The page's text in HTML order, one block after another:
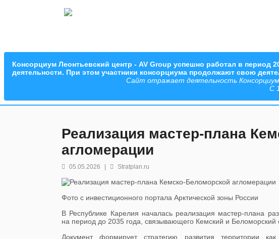
Консорциум Леонтьевский центр - AV Group успешно работал в период
деятельности. При этом участники консорциума продолжают свою
Сайт отражает деятельность
С
Реализация мастер-плана
агломерации
05.05.2026 Stratplan.ru
Фото с инвестиционного портала Арктической зоны России
В Республике Карелия началась реализация мастер-плана
на период до 2035 года, связывающего Кемский и Беломорский
Документ формирует стратегию развития территории